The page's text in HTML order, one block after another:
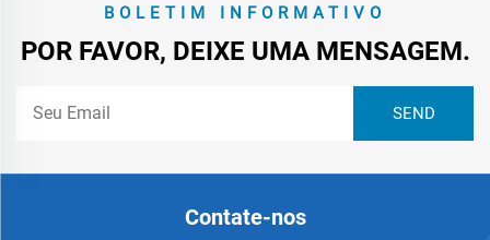
BOLETIM INFORMATIVO
POR FAVOR, DEIXE UMA MENSAGEM.
Contate-nos